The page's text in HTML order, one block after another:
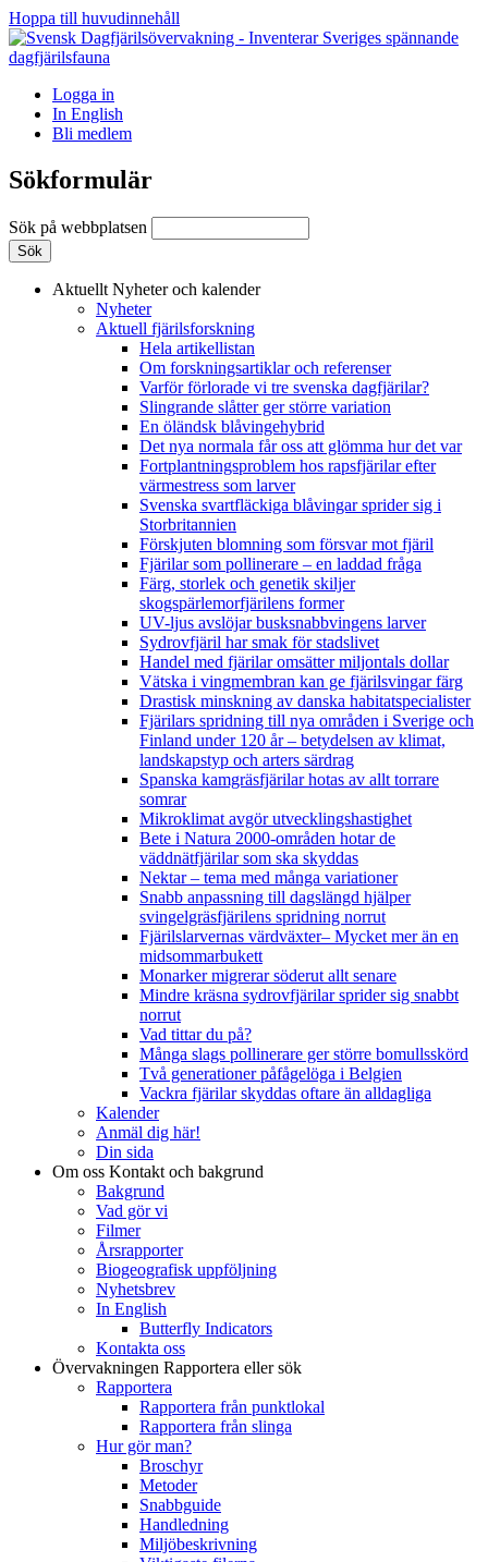
Hoppa till huvudinnehåll
Logga in
In English
Bli medlem
Sökformulär
Sök på webbplatsen
Aktuellt Nyheter och kalender
Nyheter
Aktuell fjärilsforskning
Hela artikellistan
Om forskningsartiklar och referenser
Varför förlorade vi tre svenska dagfjärilar?
Slingrande slåtter ger större variation
En öländsk blåvingehybrid
Det nya normala får oss att glömma hur det var
Fortplantningsproblem hos rapsfjärilar efter
värmestress som larver
Svenska svartfläckiga blåvingar sprider sig i
Storbritannien
Förskjuten blomning som försvar mot fjäril
Fjärilar som pollinerare – en laddad fråga
Färg, storlek och genetik skiljer
skogspärlemorfjärilens former
UV-ljus avslöjar busksnabbvingens larver
Sydrovfjäril har smak för stadslivet
Handel med fjärilar omsätter miljontals dollar
Vätska i vingmembran kan ge fjärilsvingar färg
Drastisk minskning av danska habitatspecialister
Fjärilars spridning till nya områden i Sverige och
Finland under 120 år– betydelsen av klimat,
landskapstyp och arters särdrag
Spanska kamgräsfjärilar hotas av allt torrare
somrar
Mikroklimat avgör utvecklingshastighet
Bete i Natura 2000-områden hotar de
väddnätfjärilar som ska skyddas
Nektar – tema med många variationer
Snabb anpassning till dagslängd hjälper
svingelgräsfjärilens spridning norrut
Fjärilslarvernas värdväxter– Mycket mer än en
midsommarbukett
Monarker migrerar söderut allt senare
Mindre kräsna sydrovfjärilar sprider sig snabbt
norrut
Vad tittar du på?
Många slags pollinerare ger större bomullsskörd
Två generationer påfågelöga i Belgien
Vackra fjärilar skyddas oftare än alldagliga
Kalender
Anmäl dig här!
Din sida
Om oss Kontakt och bakgrund
Bakgrund
Vad gör vi
Filmer
Årsrapporter
Biogeografisk uppföljning
Nyhetsbrev
In English
Butterfly Indicators
Kontakta oss
Övervakningen Rapportera eller sök
Rapportera
Rapportera från punktlokal
Rapportera från slinga
Hur gör man?
Broschyr
Metoder
Snabbguide
Handledning
Miljöbeskrivning